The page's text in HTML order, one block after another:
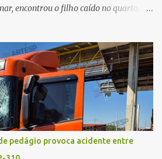
encontrou o filho caído no quarto,
de saúde. Fonte: São Carlos Agora
pedágio provoca acidente entre